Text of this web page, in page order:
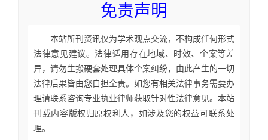
免责声明
本站所刊资讯仅为学术观点交流，不构成任何形式
法律意见建议。法律适用存在地域、时效、个案等差
异，请勿生搬硬套处理具体个案纠纷，由此产生的一切
法律后果皆由您自担全责。如您有相关法律事务需要办
理请联系咨询专业执业律师获取针对性法律意见。本站
刊载内容版权归原权利人，如涉及您的权益可联系处
理。